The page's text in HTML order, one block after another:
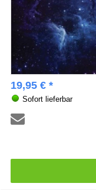
19,95 € *
Sofort lieferbar